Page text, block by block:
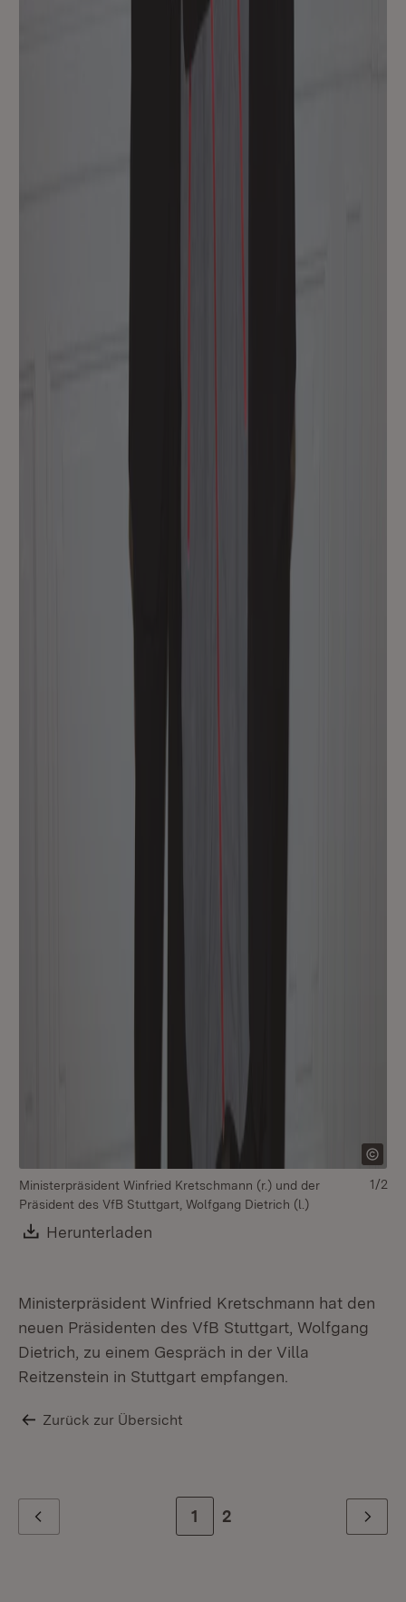
Ministerpräsident Winfried Kretschmann (r.) und der
Präsident des VfB Stuttgart, Wolfgang Dietrich (l.)
Download:
Herunterladen
1/2
Ministerpräsident Winfried Kretschmann hat den
neuen Präsidenten des VfB Stuttgart, Wolfgang
Dietrich, zu einem Gespräch in der Villa
Reitzenstein in Stuttgart empfangen.
Zurück zur Übersicht
Zur Seite
1 Zur letzten Seite
2 Weiter